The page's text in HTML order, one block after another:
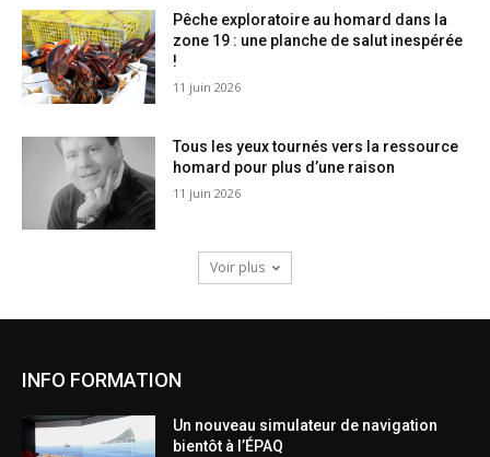
Pêche exploratoire au homard dans la
zone 19 : une planche de salut inespérée
!
11 juin 2026
Tous les yeux tournés vers la ressource
homard pour plus d’une raison
11 juin 2026
Voir plus
INFO FORMATION
Un nouveau simulateur de navigation
bientôt à l’ÉPAQ